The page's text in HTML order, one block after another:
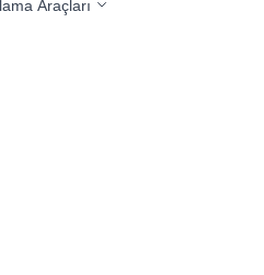
Araçları